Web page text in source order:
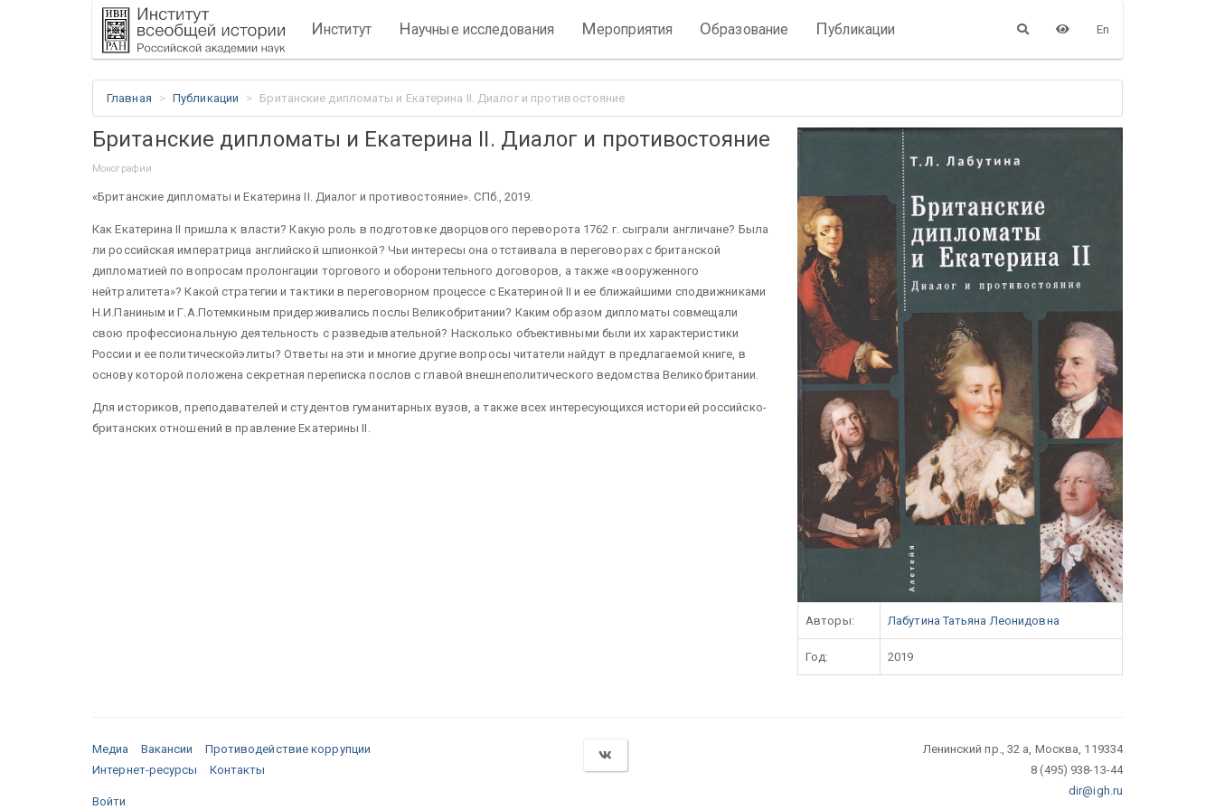
Институт Научные исследования Мероприятия Образование Публикации En
Главная Публикации Британские дипломаты и Екатерина II. Диалог и противостояние
Британские дипломаты и Екатерина II. Диалог и противостояние
Монографии
«Британские дипломаты и Екатерина II. Диалог и противостояние». СПб., 2019.
Как Екатерина II пришла к власти? Какую роль в подготовке дворцового переворота 1762 г. сыграли англичане? Была
ли российская императрица английской шпионкой? Чьи интересы она отстаивала в переговорах с британской
дипломатией по вопросам пролонгации торгового и оборонительного договоров, а также «вооруженного
нейтралитета»? Какой стратегии и тактики в переговорном процессе с Екатериной II и ее ближайшими сподвижниками
Н.И.Паниным и Г.А.Потемкиным придерживались послы Великобритании? Каким образом дипломаты совмещали
свою профессиональную деятельность с разведывательной? Насколько объективными были их характеристики
России и ее политическойэлиты? Ответы на эти и многие другие вопросы читатели найдут в предлагаемой книге, в
основу которой положена секретная переписка послов с главой внешнеполитического ведомства Великобритании.
Для историков, преподавателей и студентов гуманитарных вузов, а также всех интересующихся историей российско-
британских отношений в правление Екатерины II.
Авторы: Лабутина Татьяна Леонидовна
Год: 2019
Медиа Вакансии
Противодействие коррупции
Интернет-ресурсы
Контакты
Войти
Ленинский пр., 32 а, Москва, 119334
8 (495) 938-13-44
dir@igh.ru